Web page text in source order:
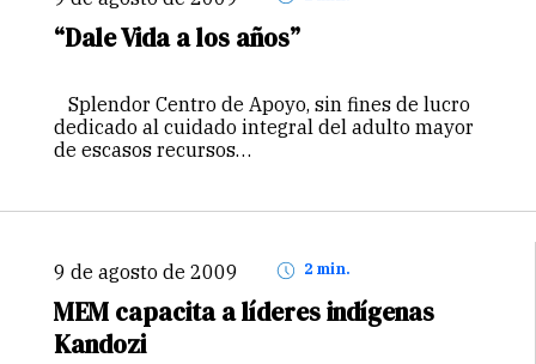
“Dale Vida a los años”
Splendor Centro de Apoyo, sin fines de lucro
dedicado al cuidado integral del adulto mayor
de escasos recursos…
9 de agosto de 2009 2 min.
MEM capacita a líderes indígenas
Kandozi